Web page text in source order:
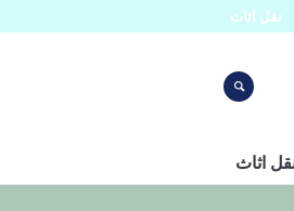
نقل اثاث
اثاث